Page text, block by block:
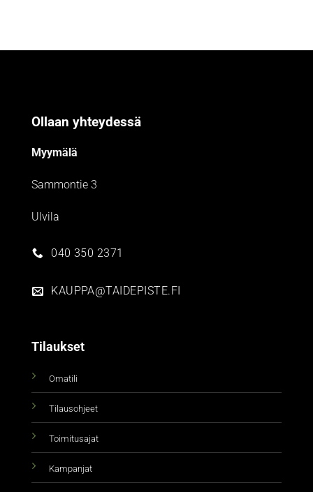
Ollaan yhteydessä
Myymälä
Sammontie 3
Ulvila
040 350 2371
KAUPPA@TAIDEPISTE.FI
Tilaukset
Omatili
Tilausohjeet
Toimitusajat
Kampanjat